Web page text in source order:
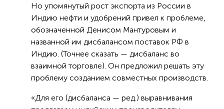
Но упомянутый рост экспорта из России в
Индию нефти и удобрений привел к проблеме,
обозначенной Денисом Мантуровым и
названной им дисбалансом поставок РФ в
Индию. (Точнее сказать — дисбаланс во
взаимной торговле). Он предложил решать эту
проблему созданием совместных производств.
«Для его (дисбаланса — ред.) выравнивания